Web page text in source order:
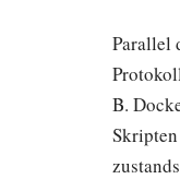
Parallel
B.